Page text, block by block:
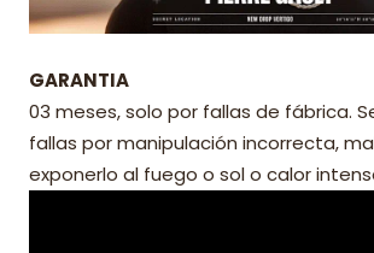
GARANTIA
03 meses, solo por fallas de fábrica.
fallas por manipulación incorrecta,
exponerlo al fuego o sol o calor